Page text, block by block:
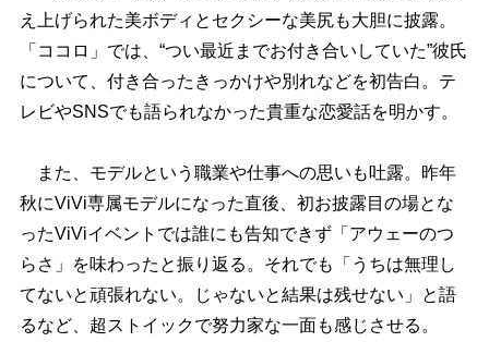
え上げられた美ボディとセクシーな美尻も大胆に披露。
「ココロ」では、“つい最近までお付き合いしていた”彼氏
について、付き合ったきっかけや別れなどを初告白。テ
レビやSNSでも語られなかった貴重な恋愛話を明かす。
また、モデルという職業や仕事への思いも吐露。昨年
秋にViVi専属モデルになった直後、初お披露目の場とな
ったViViイベントでは誰にも告知できず「アウェーのつ
らさ」を味わったと振り返る。それでも「うちは無理し
てないと頑張れない。じゃないと結果は残せない」と語
るなど、超ストイックで努力家な一面も感じさせる。